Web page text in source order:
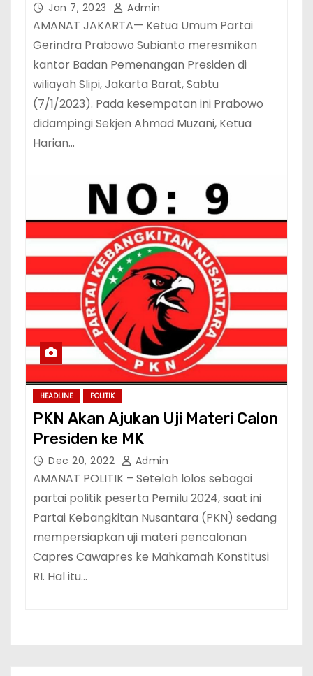
Jan 7, 2023 Admin
AMANAT JAKARTA— Ketua Umum Partai
Gerindra Prabowo Subianto meresmikan
kantor Badan Pemenangan Presiden di
wiliayah Slipi, Jakarta Barat, Sabtu
(7/1/2023). Pada kesempatan ini Prabowo
didampingi Sekjen Ahmad Muzani, Ketua
Harian…
HEADLINE POLITIK
PKN Akan Ajukan Uji Materi Calon
Presiden ke MK
Dec 20, 2022 Admin
AMANAT POLITIK – Setelah lolos sebagai
partai politik peserta Pemilu 2024, saat ini
Partai Kebangkitan Nusantara (PKN) sedang
mempersiapkan uji materi pencalonan
Capres Cawapres ke Mahkamah Konstitusi
RI. Hal itu…